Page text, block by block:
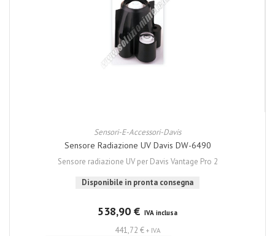
Sensori-E-Accessori-Davis
Sensore Radiazione UV Davis DW-6490
Sensore radiazione UV per Davis Vantage Pro 2
Disponibile in pronta consegna
538,90 € IVA inclusa
441,72 € + IVA